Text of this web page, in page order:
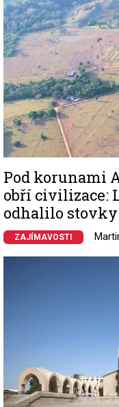
Pod korunami
obří civilizace:
odhalilo
ZAJÍMAVOSTI